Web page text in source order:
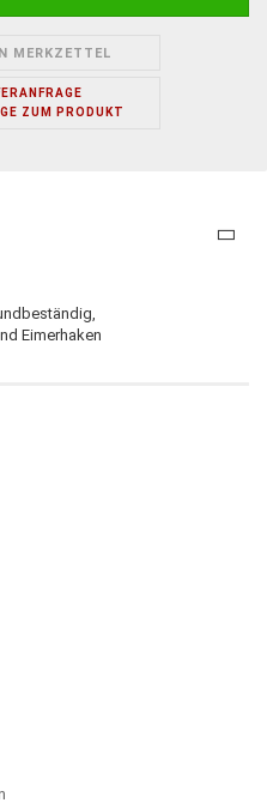
MERKZETTEL
ZUM PRODUKT
Eimerhaken